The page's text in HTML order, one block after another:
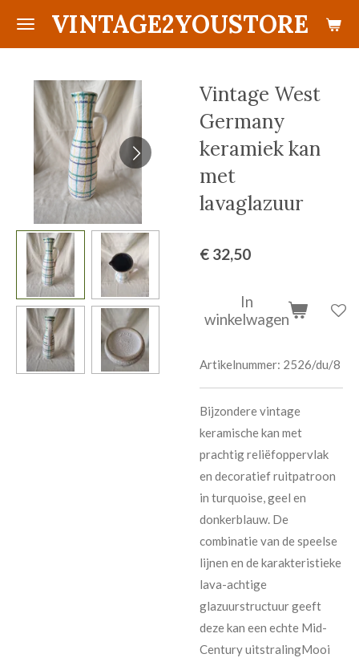
Ga
hoofdinhoud
VINTAGE2YOUSTORE
Vintage West
Germany
keramiek kan
met
lavaglazuur
€ 32,50
In
winkelwagen
Artikelnummer: 2526/du/8
Bijzondere vintage
keramische kan met
prachtig reliëfoppervlak
en decoratief ruitpatroon
in turquoise, geel en
donkerblauw. De
combinatie van de speelse
lijnen en de karakteristieke
lava-achtige
glazuurstructuur geeft
deze kan een echte Mid-
Century uitstralingMooi